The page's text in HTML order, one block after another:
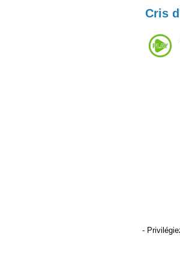
Cris
-